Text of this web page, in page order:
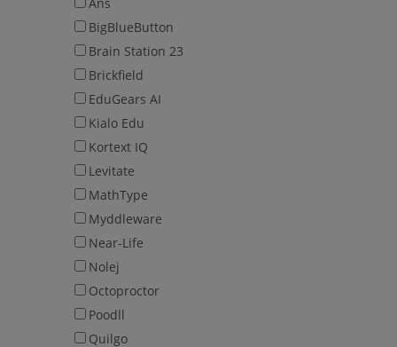
BigBlueButton
Brain Station 23
Brickfield
EduGears AI
Kialo Edu
Kortext IQ
Levitate
MathType
Myddleware
Near-Life
Nolej
Octoproctor
Poodll
Quilgo